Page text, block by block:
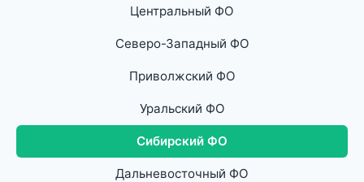
Центральный ФО
Северо-Западный ФО
Приволжский ФО
Уральский ФО
Сибирский ФО
Дальневосточный ФО